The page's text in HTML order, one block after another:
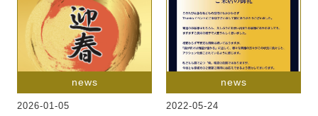
news
2026-01-05
news
2022-05-24